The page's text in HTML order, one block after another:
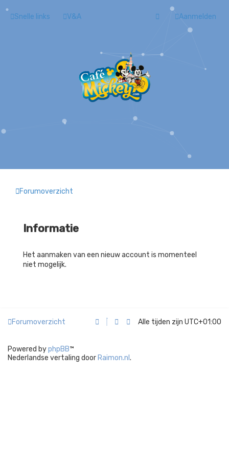
Snelle links V&A Aanmelden
Forumoverzicht
Informatie
Het aanmaken van een nieuw account is momenteel
niet mogelijk.
Forumoverzicht Alle tijden zijn UTC+01:00
Powered byphpBB™
Nederlandse vertaling door Raimon.nl .